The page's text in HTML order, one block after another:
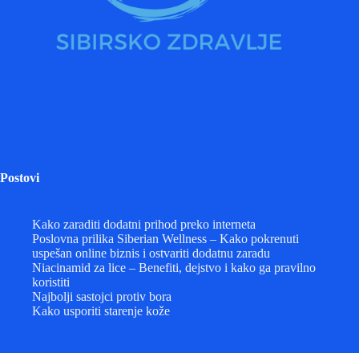
Postovi
Kako zaraditi dodatni prihod preko interneta
Poslovna prilika Siberian Wellness – Kako pokrenuti
uspešan online biznis i ostvariti dodatnu zaradu
Niacinamid za lice – Benefiti, dejstvo i kako ga pravilno
koristiti
Najbolji sastojci protiv bora
Kako usporiti starenje kože